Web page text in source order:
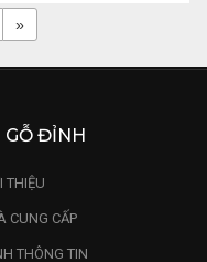
»
GỖ ĐỈNH
THIỆU
CUNG CẤP
THÔNG TIN